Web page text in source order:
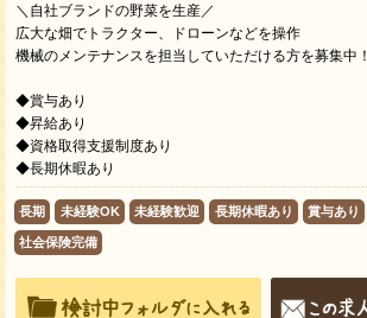
＼自社ブランドの野菜を生産／
広大な畑でトラクター、ドローンなどを操作
機械のメンテナンスを担当していただける方を募集中！
◆賞与あり
◆昇給あり
◆資格取得支援制度あり
◆長期休暇あり
長期 未経験OK 未経験歓迎 長期休暇あり 賞与あり
社会保険完備